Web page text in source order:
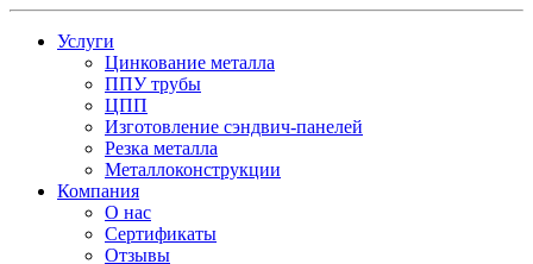
Услуги
Цинкование металла
ППУ трубы
ЦПП
Изготовление сэндвич-панелей
Резка металла
Металлоконструкции
Компания
О нас
Сертификаты
Отзывы